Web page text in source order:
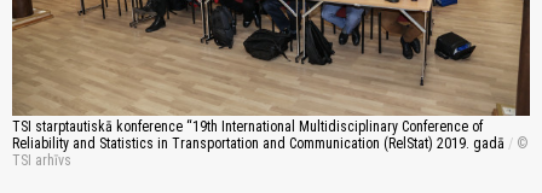
TSI starptautiskā konference “19th International Multidisciplinary Conference of
Reliability and Statistics in Transportation and Communication (RelStat) 2019. gadā /
TSI arhīvs